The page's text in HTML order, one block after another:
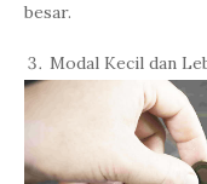
besar.
Modal Kecil dan